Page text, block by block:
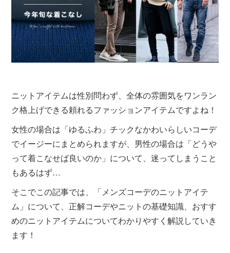
ニットアイテムは性別問わず、全体の雰囲気をワンラン
ク格上げできる頼れるファッションアイテムですよね！
女性の場合は「ゆるふわ」チックなかわいらしいコーデ
でイージーにまとめられますが、男性の場合は「どうや
って着こなせば良いのか」について、迷ってしまうこと
もあるはず…
そこでこの記事では、「メンズコーデのニットアイテ
ム」について、正解コーデやニットの基礎知識、おすす
めのニットアイテムについてわかりやすく解説していき
ます！